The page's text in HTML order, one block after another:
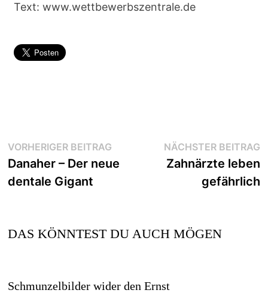
Text: www.wettbewerbszentrale.de
VORHERIGER BEITRAG
Danaher – Der neue
dentale Gigant
NÄCHSTER BEITRAG
Zahnärzte leben
gefährlich
DAS KÖNNTEST DU AUCH MÖGEN
Schmunzelbilder wider den Ernst